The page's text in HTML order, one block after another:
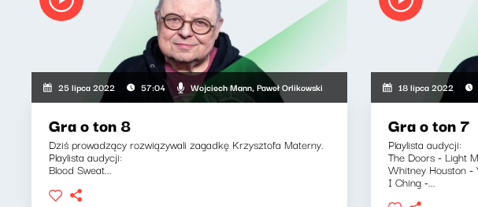
25 lipca 2022 57:04 Wojciech Mann, Paweł Orlikowski
Gra o ton 8
Dziś prowadzący rozwiązywali zagadkę Krzysztofa Materny.
Playlista audycji:
Blood Sweat...
18 lipca 2022
Gra o ton 7
Playlista audycji:
The Doors - Light
Whitney Houston -
I Ching -...